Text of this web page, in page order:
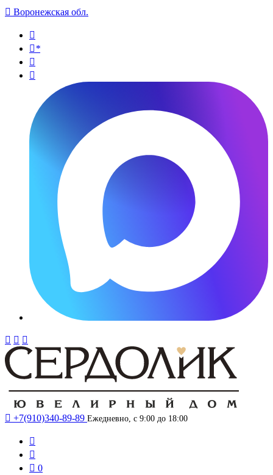
 Воронежская обл.

*


  
 +7(910)340-89-89 Ежедневно, с 9:00 до 18:00


 0